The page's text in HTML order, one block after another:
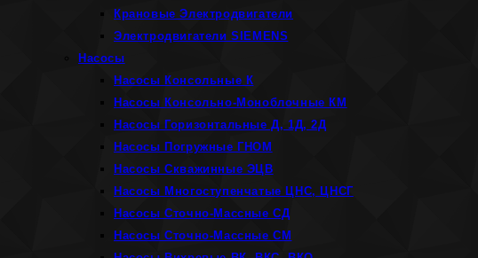
Крановые Электродвигатели
Электродвигатели SIEMENS
Насосы
Насосы Консольные К
Насосы Консольно-Моноблочные КМ
Насосы Горизонтальные Д, 1Д, 2Д
Насосы Погружные ГНОМ
Насосы Скважинные ЭЦВ
Насосы Многоступенчатые ЦНС, ЦНСГ
Насосы Сточно-Массные СД
Насосы Сточно-Массные СМ